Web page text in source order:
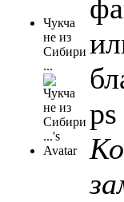
Чукча
не из
Сибири
...
ps